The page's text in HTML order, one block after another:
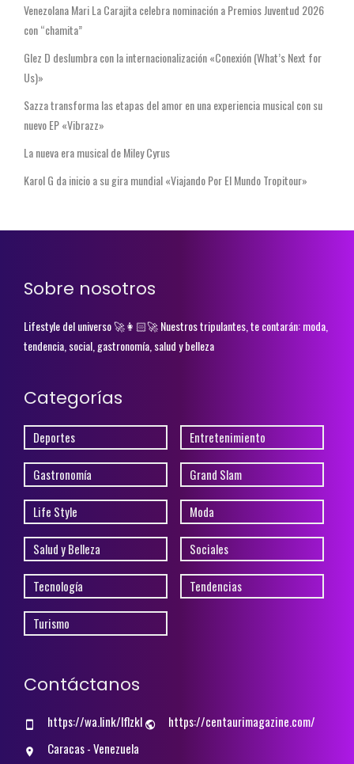
Venezolana Mari La Carajita celebra nominación a Premios Juventud 2026
con “chamita”
Glez D deslumbra con la internacionalización «Conexión (What’s Next for
Us)»
Sazza transforma las etapas del amor en una experiencia musical con su
nuevo EP «Vibrazz»
La nueva era musical de Miley Cyrus
Karol G da inicio a su gira mundial «Viajando Por El Mundo Tropitour»
Sobre nosotros
Lifestyle del universo 🚀👩🏻‍🚀 Nuestros tripulantes, te contarán: moda,
tendencia, social, gastronomía, salud y belleza
Categorías
Deportes Entretenimiento
Gastronomía Grand Slam
Life Style Moda
Salud y Belleza Sociales
Tecnología Tendencias
Turismo
Contáctanos
https://wa.link/lflzkl
https://centaurimagazine.com/
Caracas - Venezuela